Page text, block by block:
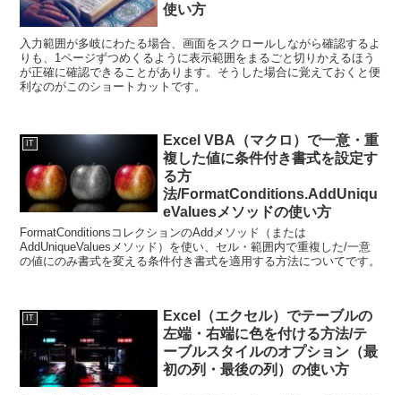
使い方
入力範囲が多岐にわたる場合、画面をスクロールしながら確認するよ
りも、1ページずつめくるように表示範囲をまるごと切りかえるほう
が正確に確認できることがあります。そうした場合に覚えておくと便
利なのがこのショートカットです。
IT
Excel VBA（マクロ）で一意・重
複した値に条件付き書式を設定す
る方
法/FormatConditions.AddUniqu
eValuesメソッドの使い方
FormatConditionsコレクションのAddメソッド（または
AddUniqueValuesメソッド）を使い、セル・範囲内で重複した/一意
の値にのみ書式を変える条件付き書式を適用する方法についてです。
IT
Excel（エクセル）でテーブルの
左端・右端に色を付ける方法/テ
ーブルスタイルのオプション（最
初の列・最後の列）の使い方